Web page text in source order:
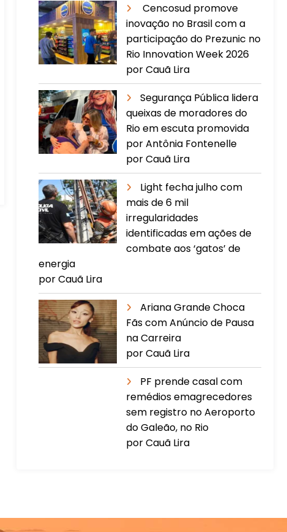
Cencosud promove
inovação no Brasil com a
participação do Prezunic no
Rio Innovation Week 2026
por Cauã Lira
​Segurança Pública lidera
queixas de moradores do
Rio em escuta promovida
por Antônia Fontenelle
por Cauã Lira
Light fecha julho com
mais de 6 mil
irregularidades
identificadas em ações de
combate aos ‘gatos’ de
energia
por Cauã Lira
Ariana Grande Choca
Fãs com Anúncio de Pausa
na Carreira
por Cauã Lira
PF prende casal com
remédios emagrecedores
sem registro no Aeroporto
do Galeão, no Rio
por Cauã Lira